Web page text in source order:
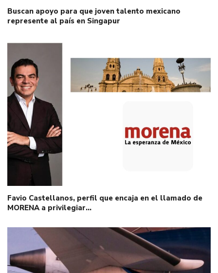
Buscan apoyo para que joven talento mexicano
represente al país en Singapur
Favio Castellanos, perfil que encaja en el llamado de
MORENA a privilegiar…